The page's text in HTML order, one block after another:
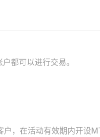
杆配置、支持软件及交易
都可以进行交易。
，在活动有效期内开设